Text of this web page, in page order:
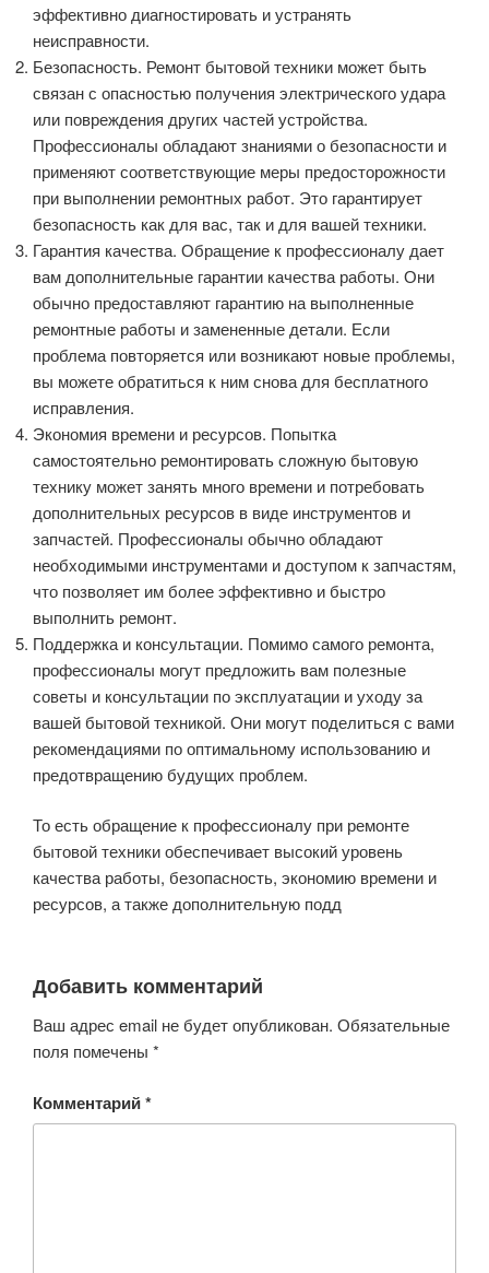
эффективно диагностировать и устранять
неисправности.
Безопасность. Ремонт бытовой техники может быть
связан с опасностью получения электрического удара
или повреждения других частей устройства.
Профессионалы обладают знаниями о безопасности и
применяют соответствующие меры предосторожности
при выполнении ремонтных работ. Это гарантирует
безопасность как для вас, так и для вашей техники.
Гарантия качества. Обращение к профессионалу дает
вам дополнительные гарантии качества работы. Они
обычно предоставляют гарантию на выполненные
ремонтные работы и замененные детали. Если
проблема повторяется или возникают новые проблемы,
вы можете обратиться к ним снова для бесплатного
исправления.
Экономия времени и ресурсов. Попытка
самостоятельно ремонтировать сложную бытовую
технику может занять много времени и потребовать
дополнительных ресурсов в виде инструментов и
запчастей. Профессионалы обычно обладают
необходимыми инструментами и доступом к запчастям,
что позволяет им более эффективно и быстро
выполнить ремонт.
Поддержка и консультации. Помимо самого ремонта,
профессионалы могут предложить вам полезные
советы и консультации по эксплуатации и уходу за
вашей бытовой техникой. Они могут поделиться с вами
рекомендациями по оптимальному использованию и
предотвращению будущих проблем.
То есть обращение к профессионалу при ремонте
бытовой техники обеспечивает высокий уровень
качества работы, безопасность, экономию времени и
ресурсов, а также дополнительную подд
Добавить комментарий
Ваш адрес email не будет опубликован. Обязательные
поля помечены *
Комментарий*